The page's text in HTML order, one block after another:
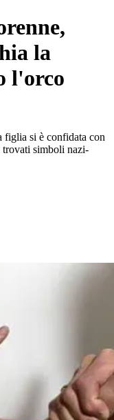
la
l'orco
figlia si è confidata con
trovati simboli nazi-